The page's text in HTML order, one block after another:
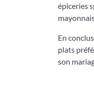
épiceries
En
plats
son